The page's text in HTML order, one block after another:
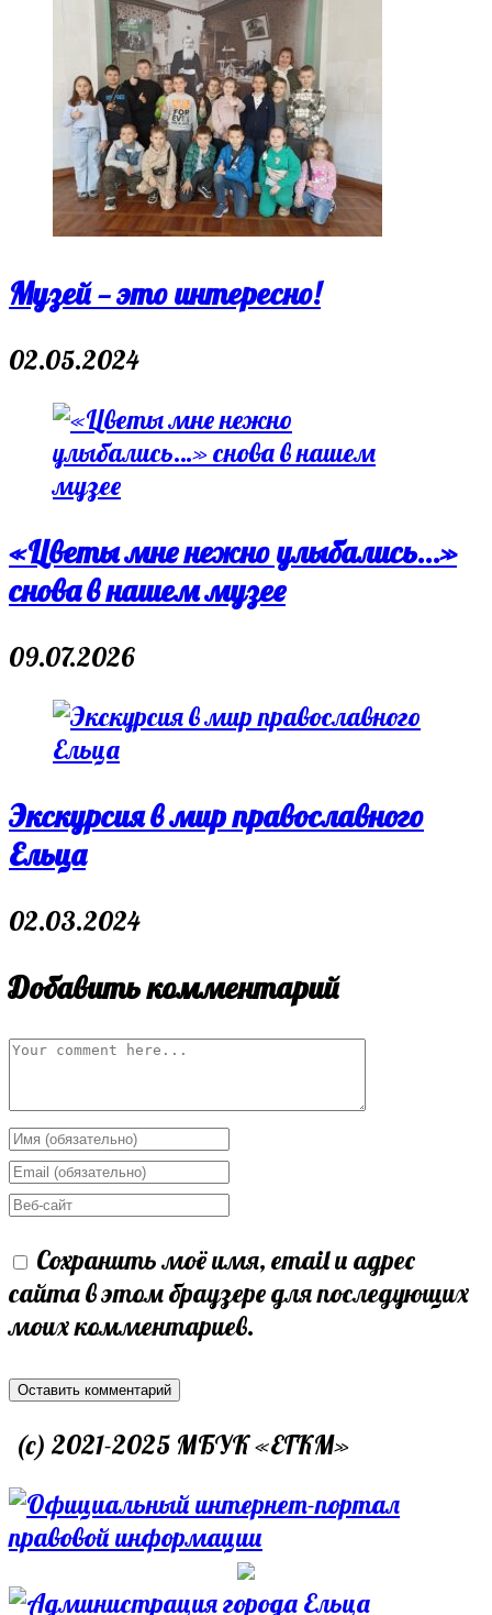
Музей — это интересно!
02.05.2024
«Цветы мне нежно улыбались…»
снова в нашем музее
09.07.2026
Экскурсия в мир православного
Ельца
02.03.2024
Добавить комментарий
Comment
Enter
your
name
username
to
comment
Enter
your
address
to
comment
Enter
website
URL
(optional)
Сохранить моё имя, email и адрес
сайта в этом браузере для последующих
моих комментариев.
(c) 2021-2025 МБУК «ЕГКМ»